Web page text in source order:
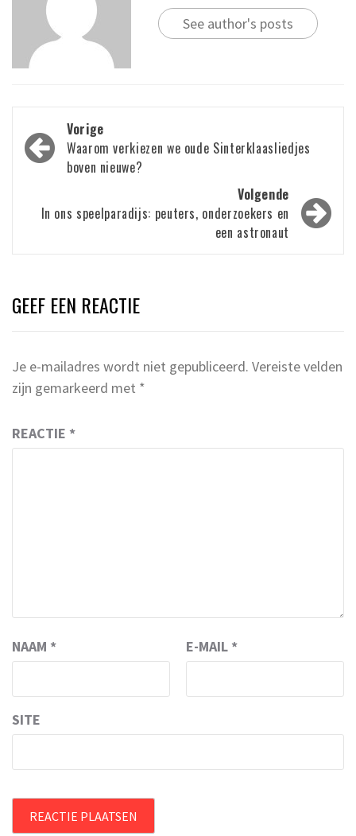
See author's posts
Bericht
navigatie
Vorige
Waarom verkiezen we oude Sinterklaasliedjes
boven nieuwe?
Volgende
In ons speelparadijs: peuters, onderzoekers en
een astronaut
GEEF EEN REACTIE
Je e-mailadres wordt niet gepubliceerd. Vereiste velden
zijn gemarkeerd met *
REACTIE *
NAAM * E-MAIL *
SITE